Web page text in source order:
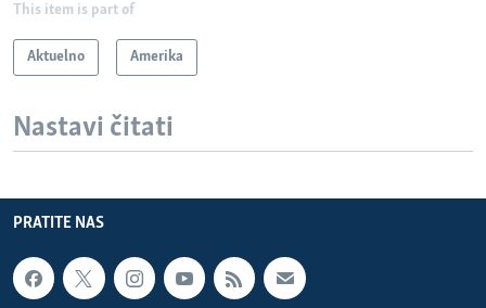
This item is part of
Aktuelno Amerika
Nastavi čitati
PRATITE NAS